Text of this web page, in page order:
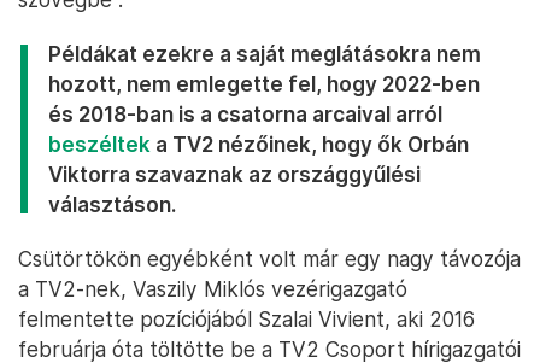
Példákat ezekre a saját meglátásokra nem
hozott, nem emlegette fel, hogy 2022-ben
és 2018-ban is a csatorna arcaival arról
beszéltek a TV2 nézőinek, hogy ők Orbán
Viktorra szavaznak az országgyűlési
választáson.
Csütörtökön egyébként volt már egy nagy távozója
a TV2-nek, Vaszily Miklós vezérigazgató
felmentette pozíciójából Szalai Vivient, aki 2016
februárja óta töltötte be a TV2 Csoport hírigazgatói